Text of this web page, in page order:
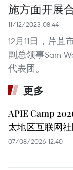
施方面开展
11/12/2023 08:44
12月11日，芹
副总领事Sam
代表团。
更多
APIE Camp
太地区互联网
07/08/2026 12:40